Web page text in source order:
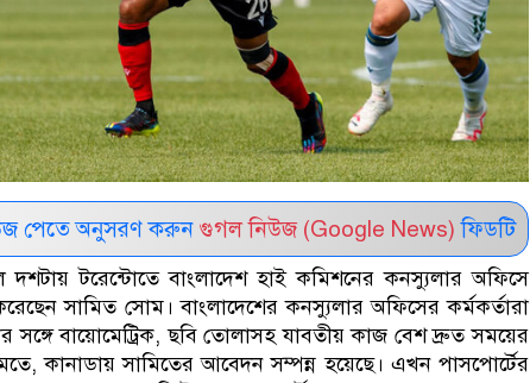
পেতে অনুসরণ করুন গুগল নিউজ (Google News) ফিডটি
টরেন্টোতে বাংলাদেশ হাই কমিশনের কনস্যুলার অফিসে
সামিত সোম। বাংলাদেশের কনস্যুলার অফিসের কর্মকর্তারা
সঙ্গে বায়োমেট্রিক, ছবি তোলাসহ যাবতীয় কাজ বেশ দ্রুত সময়ের
কানাডায় সামিতের আবেদন সম্পন্ন হয়েছে। এখন পাসপোর্টের